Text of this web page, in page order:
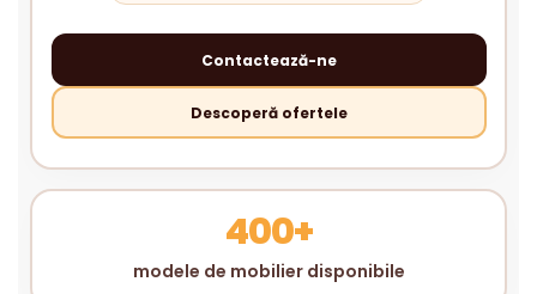
Contactează-ne
Descoperă ofertele
400+
modele de mobilier disponibile